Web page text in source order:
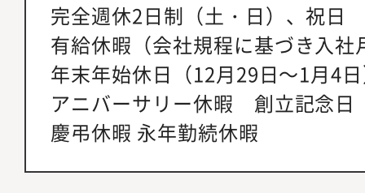
完全週休2日制（土・日）、祝日
有給休暇（会社規程に基づき入社
年末年始休日（12月29日～1月4
アニバーサリー休暇 創立記念日
慶弔休暇 永年勤続休暇